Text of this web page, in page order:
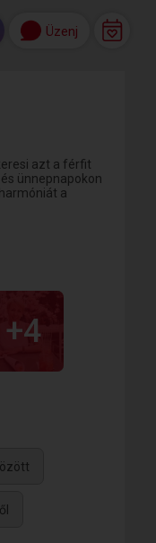
Üzenj
azt a férfit
ünnepnapokon
a
+4